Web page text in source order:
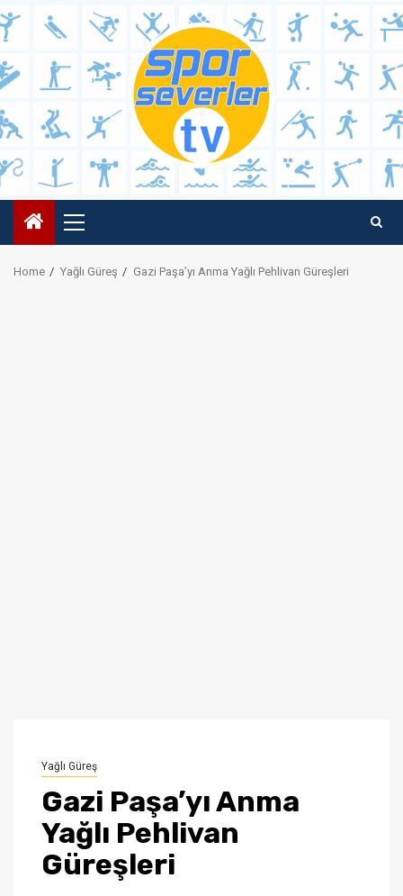
Skip
to
Primary
Menu
Home Yağlı Güreş Gazi Paşa’yı Anma Yağlı Pehlivan Güreşleri
Yağlı Güreş
Gazi Paşa’yı Anma
Yağlı Pehlivan
Güreşleri